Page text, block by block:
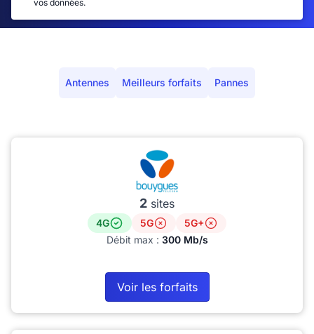
vos données.
Antennes Meilleurs forfaits Pannes
2 sites
4G 5G
5G+
Débit max : 300 Mb/s
Voir les forfaits